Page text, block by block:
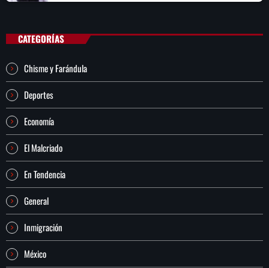
CATEGORÍAS
Chisme y Farándula
Deportes
Economía
El Malcriado
En Tendencia
General
Inmigración
México